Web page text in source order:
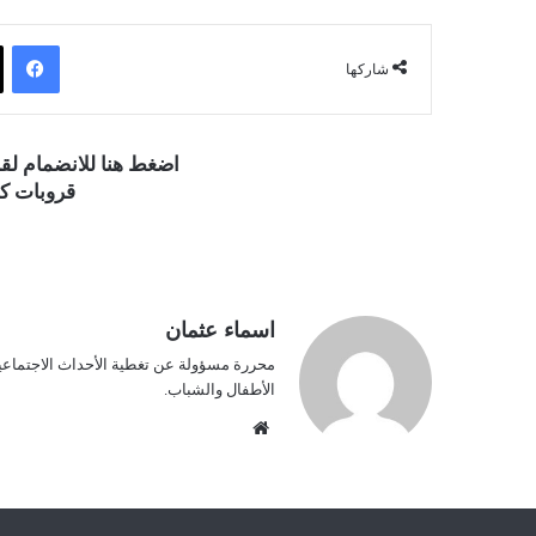
شاركها
اضغط هنا للانضمام
قروبات
اسماء عثمان
محررة مسؤولة عن تغطية الأحداث
الأطفال والشباب.
ب